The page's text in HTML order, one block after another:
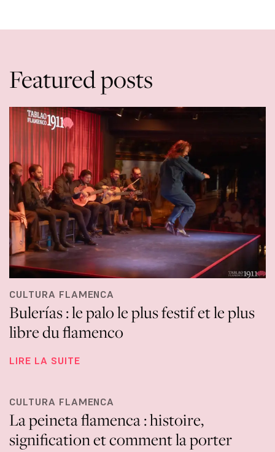
Featured posts
CULTURA FLAMENCA
Bulerías : le palo le plus festif et le plus
libre du flamenco
LIRE LA SUITE
CULTURA FLAMENCA
La peineta flamenca : histoire,
signification et comment la porter